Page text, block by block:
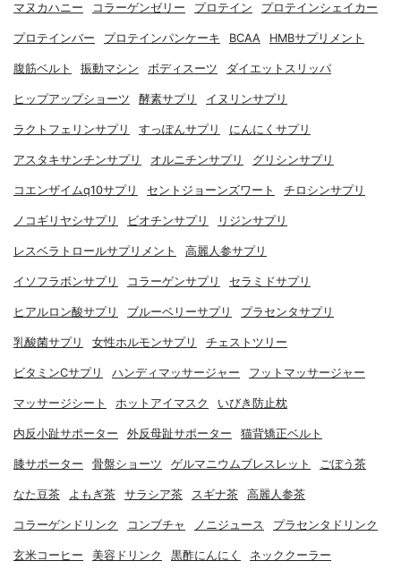
マヌカハニー コラーゲンゼリー プロテイン プロテインシェイカー
プロテインバー プロテインパンケーキ BCAA HMBサプリメント
腹筋ベルト 振動マシン ボディスーツ ダイエットスリッパ
ヒップアップショーツ 酵素サプリ イヌリンサプリ
ラクトフェリンサプリ すっぽんサプリ にんにくサプリ
アスタキサンチンサプリ オルニチンサプリ グリシンサプリ
コエンザイムq10サプリ セントジョーンズワート チロシンサプリ
ノコギリヤシサプリ ビオチンサプリ リジンサプリ
レスベラトロールサプリメント 高麗人参サプリ
イソフラボンサプリ コラーゲンサプリ セラミドサプリ
ヒアルロン酸サプリ ブルーベリーサプリ プラセンタサプリ
乳酸菌サプリ 女性ホルモンサプリ チェストツリー
ビタミンCサプリ ハンディマッサージャー フットマッサージャー
マッサージシート ホットアイマスク いびき防止枕
内反小趾サポーター 外反母趾サポーター 猫背矯正ベルト
膝サポーター 骨盤ショーツ ゲルマニウムブレスレット ごぼう茶
なた豆茶 よもぎ茶 サラシア茶 スギナ茶 高麗人参茶
コラーゲンドリンク コンブチャ ノニジュース プラセンタドリンク
玄米コーヒー 美容ドリンク 黒酢にんにく ネッククーラー